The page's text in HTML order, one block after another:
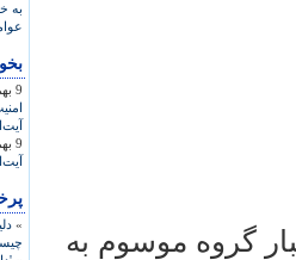
به
9 بهمن »
9 بهمن »
»
گروه موسوم به